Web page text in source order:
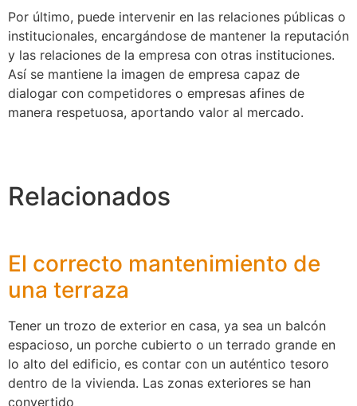
Por último, puede intervenir en las relaciones públicas o
institucionales, encargándose de mantener la reputación
y las relaciones de la empresa con otras instituciones.
Así se mantiene la imagen de empresa capaz de
dialogar con competidores o empresas afines de
manera respetuosa, aportando valor al mercado.
Relacionados
El correcto mantenimiento de
una terraza
Tener un trozo de exterior en casa, ya sea un balcón
espacioso, un porche cubierto o un terrado grande en
lo alto del edificio, es contar con un auténtico tesoro
dentro de la vivienda. Las zonas exteriores se han
convertido